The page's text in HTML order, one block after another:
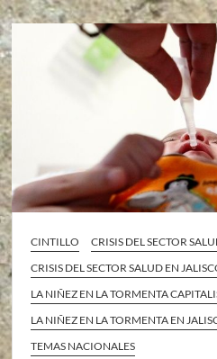
CINTILLO
CRISIS DEL SECTOR
CRISIS DEL SECTOR SALUD EN
LA NIÑEZ EN LA TORMENTA
LA NIÑEZ EN LA TORMENTA EN
TEMAS NACIONALES